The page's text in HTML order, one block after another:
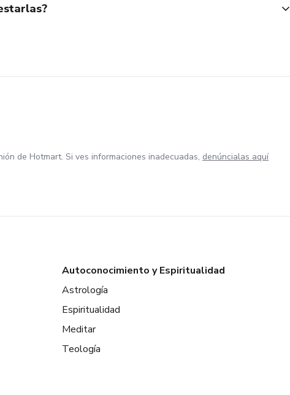
de Hotmart. Si ves informaciones inadecuadas, denúncialas aquí
Autoconocimiento y Espiritualidad
Astrología
Espiritualidad
Meditar
Teología